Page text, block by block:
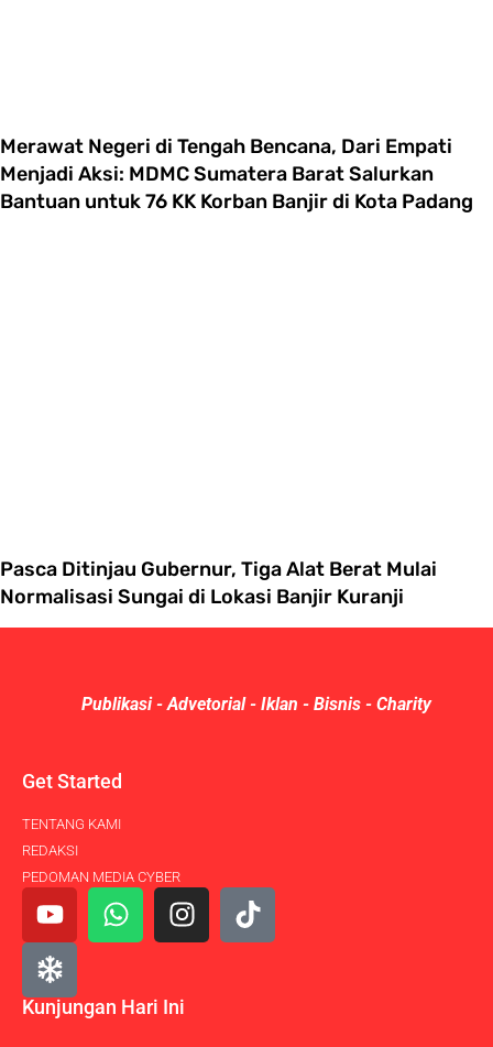
Merawat Negeri di Tengah Bencana, Dari Empati
Menjadi Aksi: MDMC Sumatera Barat Salurkan
Bantuan untuk 76 KK Korban Banjir di Kota Padang
Pasca Ditinjau Gubernur, Tiga Alat Berat Mulai
Normalisasi Sungai di Lokasi Banjir Kuranji
Publikasi - Advetorial - Iklan - Bisnis - Charity
Get Started
TENTANG KAMI
REDAKSI
PEDOMAN MEDIA CYBER
Kunjungan Hari Ini